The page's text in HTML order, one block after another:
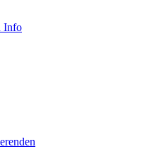
Info